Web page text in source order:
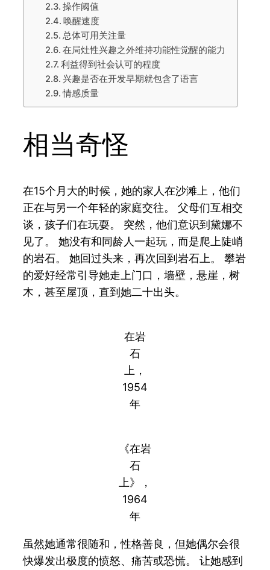
操作阈值
唤醒速度
总体可用关注量
在局灶性兴趣之外维持功能性觉醒的能力
利益得到社会认可的程度
兴趣是否在开发早期就包含了语言
情感质量
相当奇怪
在15个月大的时候，她的家人在沙滩上，他们
正在与另一个年轻的家庭交往。 父母们互相交
谈，孩子们在玩耍。 突然，他们意识到黛娜不
见了。 她没有和同龄人一起玩，而是爬上陡峭
的岩石。 她回过头来，再次回到岩石上。 攀岩
的爱好经常引导她走上门口，墙壁，悬崖，树
木，甚至屋顶，直到她二十出头。
在岩
石
上，
1954
年
《在岩
石
上》，
1964
年
虽然她通常很随和，性格善良，但她偶尔会很
快爆发出极度的愤怒、痛苦或恐慌。 让她感到